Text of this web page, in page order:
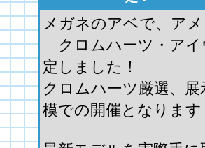
メガネのアベで、ア
「クロムハーツ・ア
定しました！
クロムハーツ厳選、展
模での開催となります